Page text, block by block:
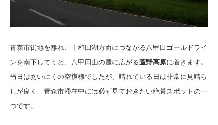
青森市街地を離れ、十和田湖方面につながる八甲田ゴールドライ
ンを南下してくと、八甲田山の麓に広がる萱野高原に着きます。
当日はあいにくの空模様でしたが、晴れている日は非常に見晴ら
しが良く、青森市滞在中には必ず見ておきたい絶景スポットの一
つです。